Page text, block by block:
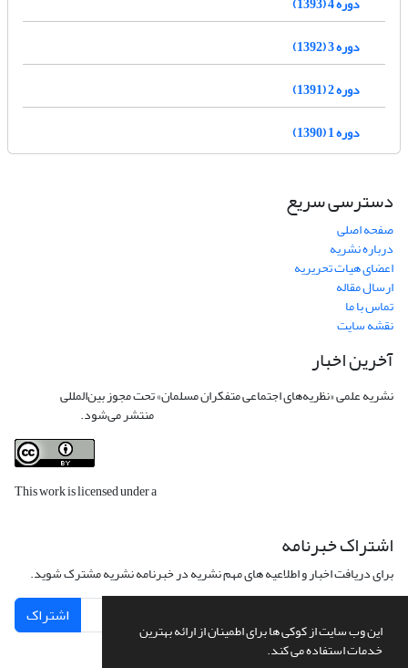
این وب سایت از کوکی ها برای اطمینان از ارائه بهترین
خدمات استفاده می کند.
دوره 3 (1392)
دوره 2 (1391)
دوره 1 (1390)
دسترسی سریع
صفحه اصلی
درباره نشریه
اعضای هیات تحریریه
ارسال مقاله
تماس با ما
نقشه سایت
آخرین اخبار
نشریه علمی «نظریه‌های اجتماعی متفکران مسلمان» تحت مجوز بین‌المللی
منتشر می‌شود.
This work is licensed under a
اشتراک خبرنامه
برای دریافت اخبار و اطلاعیه های مهم نشریه در خبرنامه نشریه مشترک شوید.
اشتراک